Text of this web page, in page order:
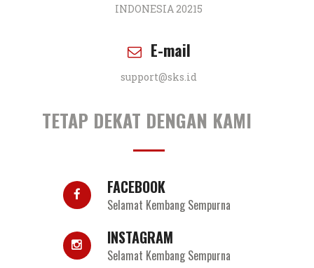
INDONESIA 20215
E-mail
support@sks.id
TETAP DEKAT DENGAN KAMI
FACEBOOK
Selamat Kembang Sempurna
INSTAGRAM
Selamat Kembang Sempurna